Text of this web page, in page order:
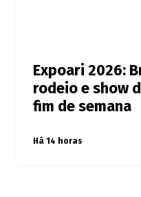
Expoari 2026:
rodeio e show
fim de semana
Há 14 horas